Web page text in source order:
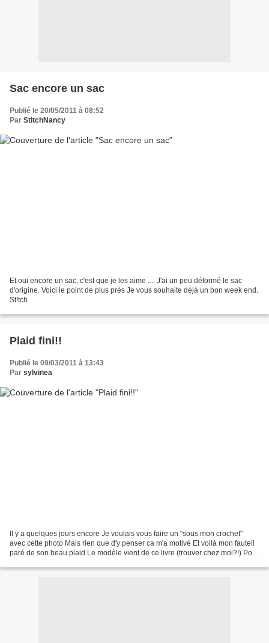
Sac encore un sac
Publié le 20/05/2011 à 08:52
Par StitchNancy
Et oui encore un sac, c'est que je les aime .... J'ai un peu déformé le sac
d'origine. Voici le point de plus près Je vous souhaite déjà un bon week end.
St!tch
Plaid fini!!
Publié le 09/03/2011 à 13:43
Par sylvinea
Il y a quelques jours encore Je voulais vous faire un "sous mon crochet"
avec cette photo Mais rien que d'y penser ca m'a motivé Et voilà mon fauteil
paré de son beau plaid Le modèle vient de ce livre (trouver chez moi?!) Pour